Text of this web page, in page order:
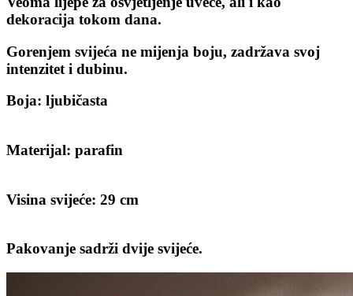
dekoracija tokom dana.
Gorenjem svijeća ne mijenja boju, zadržava svoj
intenzitet i dubinu.
Boja: ljubičasta
Materijal: parafin
Visina svijeće: 29 cm
Pakovanje sadrži dvije svijeće.